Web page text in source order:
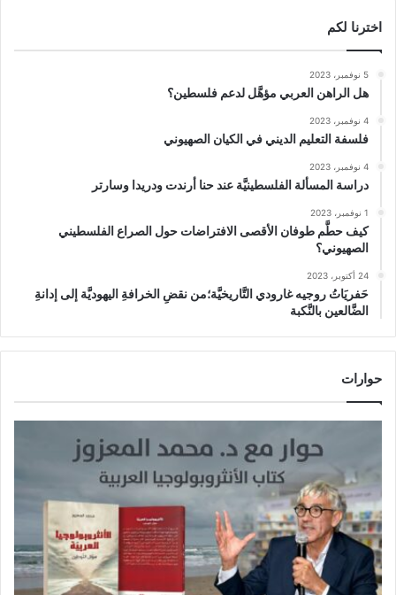
اخترنا لكم
5 نوفمبر، 2023
هل الراهن العربي مؤهَّل لدعم فلسطين؟
4 نوفمبر، 2023
فلسفة التعليم الديني في الكيان الصهيوني
4 نوفمبر، 2023
دراسة المسألة الفلسطينيَّة عند حنا أرندت ودريدا وسارتر
1 نوفمبر، 2023
كيف حطَّم طوفان الأقصى الافتراضات حول الصراع الفلسطيني
الصهيوني؟
24 أكتوبر، 2023
حَفريَاتُ روجيه غارودي التَّاريخيَّة؛من نقضِ الخرافةِ اليهوديَّة إلى إدانةِ
الضَّالعين بالنَّكبة
حوارات